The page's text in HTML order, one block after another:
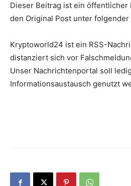
Dieser Beitrag ist ein öffentlicher
den Original Post unter folgender
Kryptoworld24 ist ein RSS-
distanziert sich vor
Unser Nachrichtenportal soll
Informationsaustausch genutzt